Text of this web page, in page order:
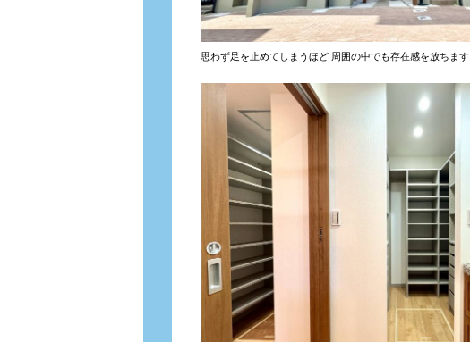
思わず足を止めてしまうほど 周囲の中でも存在感を放ちます